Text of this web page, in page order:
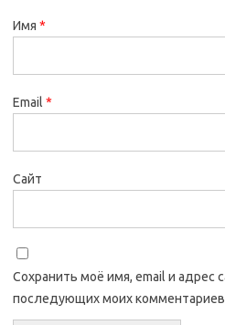
Имя *
Email *
Сайт
Сохранить моё имя, email и адрес
последующих моих